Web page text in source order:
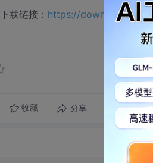
载链接： https://
收藏 分享 转发到动